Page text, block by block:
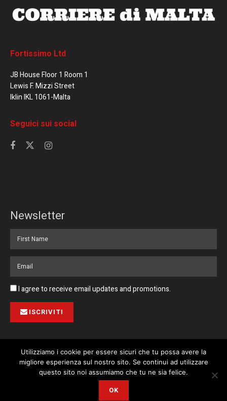
Fortissimo Ltd
JB House Floor 1 Room 1
Lewis F. Mizzi Street
Iklin IKL 1061-Malta
Seguici sui social
Newsletter
I agree to receive email updates and promotions.
ISCRIVITI
Pubblicità Collabora con noi Contatto Privacy Policy
© 2023 Corriere di Malta / Fortissimo Ltd
This website uses cookies. By continuing to use this website you are
Utilizziamo i cookie per essere sicuri che tu possa avere la
migliore esperienza sul nostro sito. Se continui ad utilizzare
questo sito noi assumiamo che tu ne sia felice.
OK